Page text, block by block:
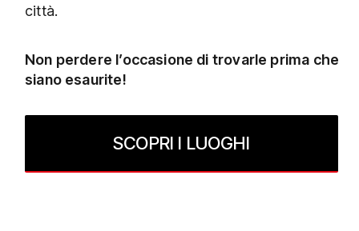
città.
Non perdere l’occasione di trovarle prima che
siano esaurite!
SCOPRI I LUOGHI